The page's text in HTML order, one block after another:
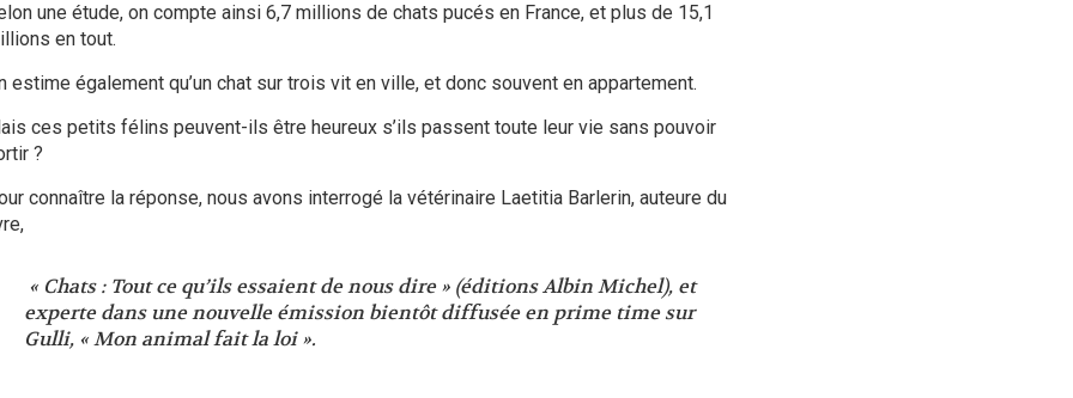
une étude, on compte ainsi 6,7 millions de chats pucés en France, et plus de 15,1
en tout.
estime également qu’un chatsur trois vit en ville, et donc souvent en appartement.
ces petits félins peuvent-ils être heureux s’ils passent toute leur vie sans pouvoir
?
connaître la réponse, nous avons interrogé la vétérinaire Laetitia Barlerin, auteure du
« Chats : Tout ce qu’ils essaient de nous dire »(éditions Albin Michel), et
experte dans une nouvelle émission bientôt diffusée en prime time sur
Gulli, « Mon animal fait la loi ».